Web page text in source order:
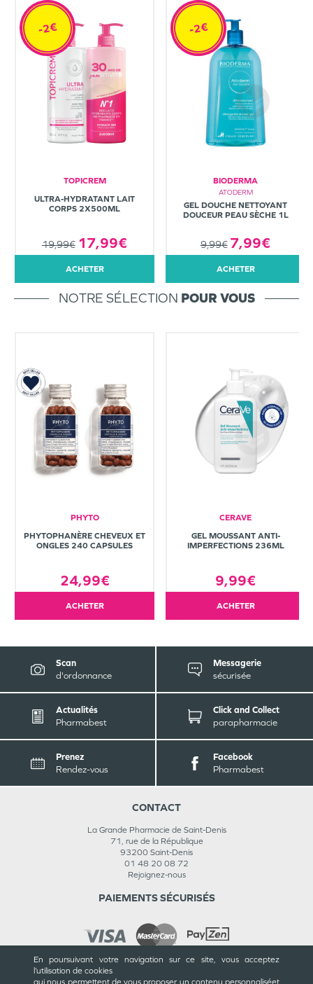
En poursuivant votre navigation sur ce site, vous acceptez
l’utilisation de cookies
qui nous permettent de vous proposer un contenu personnaliséet
TOPICREM
ULTRA-HYDRATANT LAIT
CORPS 2X500ML
19,99€ 17,99€
-2€
ACHETER
BIODERMA
ATODERM
GEL DOUCHE NETTOYANT
DOUCEUR PEAU SÈCHE 1L
9,99€ 7,99€
-2€
ACHETER
NOTRE SÉLECTION POUR VOUS
PHYTO
PHYTOPHANÈRE CHEVEUX ET
ONGLES 240 CAPSULES
24,99€
ACHETER
CERAVE
GEL MOUSSANT ANTI-
IMPERFECTIONS 236ML
9,99€
ACHETER
Scan
d'ordonnance
Messagerie
sécurisée
Actualités
Pharmabest
Click and Collect
parapharmacie
Prenez
Rendez-vous
Facebook
Pharmabest
CONTACT
La Grande Pharmacie de Saint-Denis
71, rue de la République
93200 Saint-Denis
01 48 20 08 72
Rejoignez-nous
PAIEMENTS SÉCURISÉS